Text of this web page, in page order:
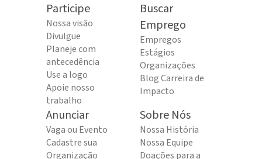
Participe
Nossa visão
Divulgue
Planeje com
antecedência
Use a logo
Apoie nosso
trabalho
Buscar
Emprego
Empregos
Estágios
Organizações
Blog Carreira de
Impacto
Anunciar
Vaga ou Evento
Cadastre sua
Organização
Sobre Nós
Nossa História
Nossa Equipe
Doações para a